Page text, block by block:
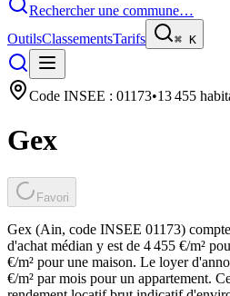
Rechercher une commune…
OutilsClassementsTarifs ⌘ K
Code INSEE : 01173•13 455
Gex
Favori
Gex (Ain, code INSEE 01173)
d'achat médian y est de 4 455 €/m²
€/m² pour une maison. Le loyer
€/m² par mois pour un appartement.